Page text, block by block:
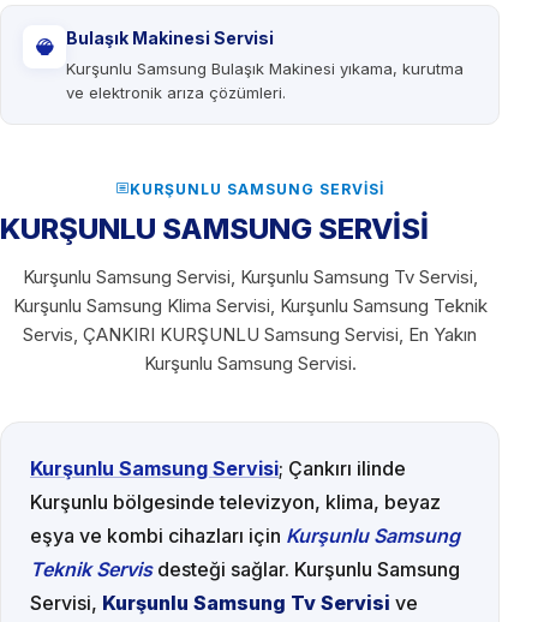
Bulaşık Makinesi Servisi
Kurşunlu Samsung Bulaşık Makinesi yıkama, kurutma
ve elektronik arıza çözümleri.
KURŞUNLU SAMSUNG SERVISI
KURŞUNLU SAMSUNG SERVİSİ
Kurşunlu Samsung Servisi, Kurşunlu Samsung Tv Servisi,
Kurşunlu Samsung Klima Servisi, Kurşunlu Samsung Teknik
Servis, ÇANKIRI KURŞUNLU Samsung Servisi, En Yakın
Kurşunlu Samsung Servisi.
Kurşunlu Samsung Servisi; Çankırı ilinde
Kurşunlu bölgesinde televizyon, klima, beyaz
eşya ve kombi cihazları için Kurşunlu Samsung
Teknik Servisdesteği sağlar. Kurşunlu Samsung
Servisi, Kurşunlu Samsung Tv Servisi ve